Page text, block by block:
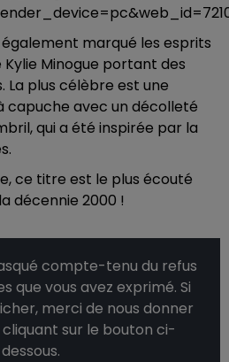
marqué les esprits
Minogue portant des
La plus célèbre est une
capuche avec un décolleté
qui a été inspirée par la
ce titre est le plus écouté
décennie 2000 !
compte-tenu du refus
que vous avez exprimé. Si
merci de nous donner
sur le bouton ci-
dessous.